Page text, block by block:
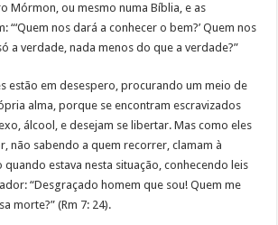
Mórmon, ou mesmo numa Bíblia, e as
“‘Quem nos dará a conhecer o bem?’ Quem nos
a verdade, nada menos do que a verdade?”
estão em desespero, procurando um meio de
alma, porque se encontram escravizados
álcool, e desejam se libertar. Mas como eles
não sabendo a quem recorrer, clamam à
quando estava nesta situação, conhecendo leis
“Desgraçado homem que sou! Quem me
morte?” (Rm 7: 24).